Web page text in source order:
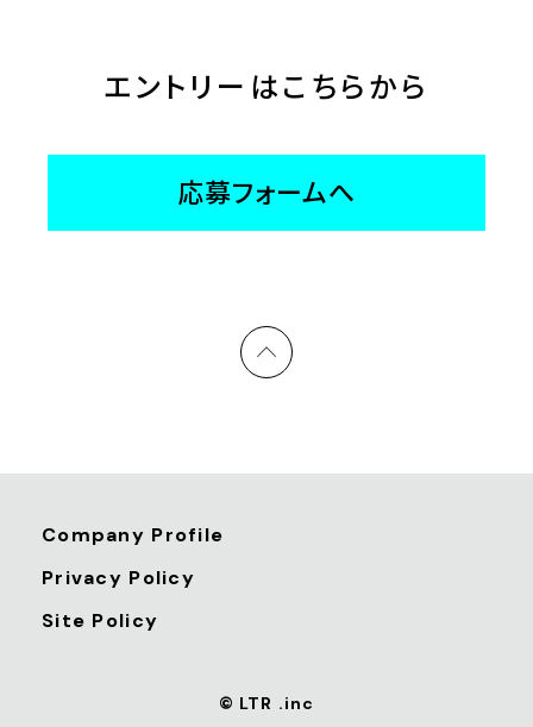
エントリーはこちらから
応募フォームへ
Company Profile
Privacy Policy
Site Policy
© LTR .inc